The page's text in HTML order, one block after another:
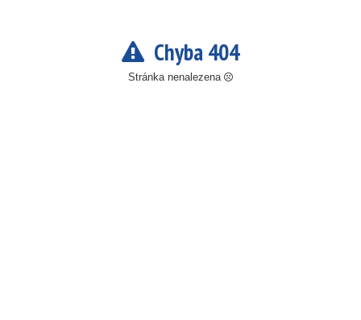
Chyba 404
Stránka nenalezena